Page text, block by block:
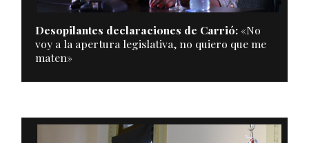
Desopilantes declaraciones de Carrió:«No
voy a la apertura legislativa, no quiero que me
maten»